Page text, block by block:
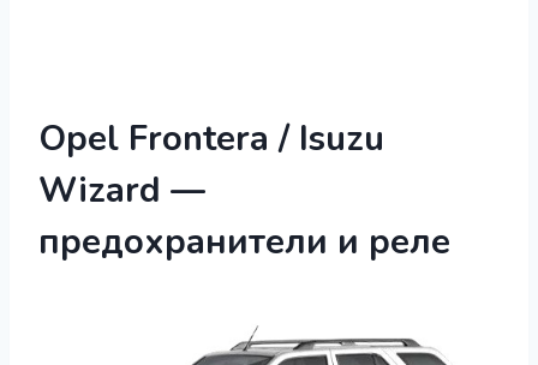
Opel Frontera / Isuzu
Wizard —
предохранители и реле